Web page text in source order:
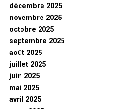
décembre 2025
novembre 2025
octobre 2025
septembre 2025
août 2025
juillet 2025
juin 2025
mai 2025
avril 2025